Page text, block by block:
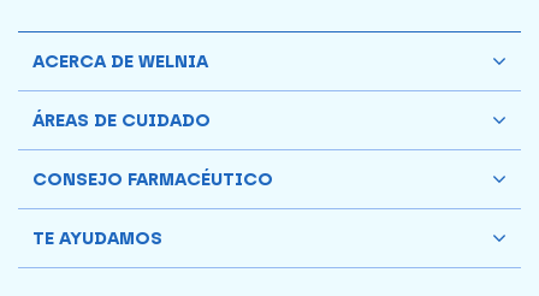
ACERCA DE WELNIA
ÁREAS DE CUIDADO
CONSEJO FARMACÉUTICO
TE AYUDAMOS